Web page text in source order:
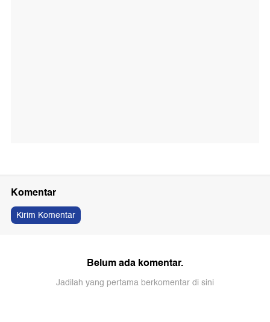
Komentar
Kirim Komentar
Belum ada komentar.
Jadilah yang pertama berkomentar di sini